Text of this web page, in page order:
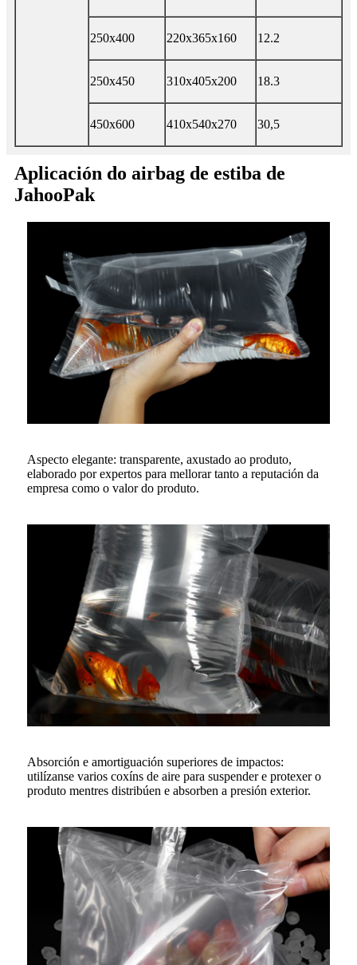
250x400 220x365x160 12.2
250x450 310x405x200 18.3
450x600 410x540x270 30,5
Aplicación do airbag de estiba de
JahooPak
Aspecto elegante: transparente, axustado ao produto,
elaborado por expertos para mellorar tanto a reputación da
empresa como o valor do produto.
Absorción e amortiguación superiores de impactos:
utilízanse varios coxíns de aire para suspender e protexer o
produto mentres distribúen e absorben a presión exterior.